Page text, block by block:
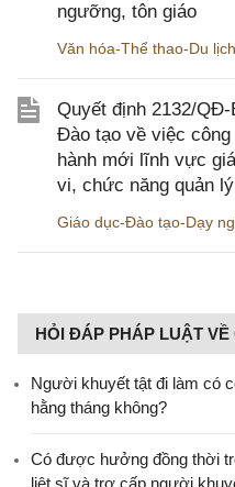
ngưỡng, tôn giáo
Văn hóa-Thể thao-Du lịch
Quyết định 2132/
Đào tạo về việc
hành mới lĩnh vực
vi, chức năng quản
Giáo dục-Đào tạo-Dạy
HỎI ĐÁP PHÁP LUẬT VỀ
Người khuyết tật đi làm có
hằng tháng không?
​Có được hưởng đồng thời
liệt sĩ và trợ cấp người